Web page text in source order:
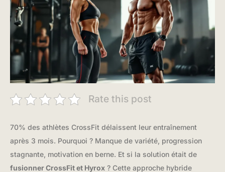
Rate this post
70% des athlètes CrossFit délaissent leur entraînement
après 3 mois. Pourquoi ? Manque de variété, progression
stagnante, motivation en berne. Et si la solution était de
fusionner CrossFit et Hyrox ? Cette approche hybride